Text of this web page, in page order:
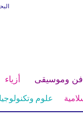
فن وموسيقى أزياء
علوم وتكنولوجيا